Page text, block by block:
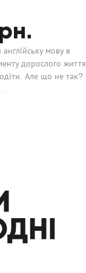
мову в
дорослого життя
Але що не так?